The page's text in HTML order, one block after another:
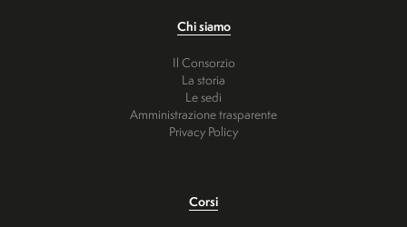
Chi siamo
Il Consorzio
La storia
Le sedi
Amministrazione trasparente
Privacy Policy
Corsi